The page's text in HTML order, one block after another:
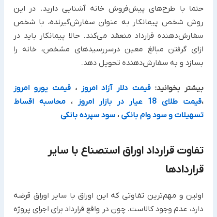
حتما با طرح‌های پیش‌فروش خانه آشنایی دارید. در این
روش شخص پیمانکار به عنوان سفارش‌گیرنده، با شخص
‏سفارش‌دهنده قرارداد منعقد می‌کند. حالا پیمانکار باید در
ازای گرفتن مبالغ معین درسررسیدهای مشخص، خانه را
بسازد و به ‏سفارش‌دهنده تحویل دهد. ‏
بیشتر بخوانید: قیمت دلار آزاد امروز ،قیمت یورو امروز
،قیمت طلای 18 عیار در بازار امروز ، محاسبه اقساط
تسهیلات و سود وام بانکی ، سود سپرده بانکی
تفاوت قرارداد اوراق استصناع با سایر
قراردادها ‏
اولین و مهم‌ترین تفاوتی که این اوراق با سایر اوراق قرضه
دارد، عدم وجود کالاست. چون در واقع قرارداد برای اجرای پروژه